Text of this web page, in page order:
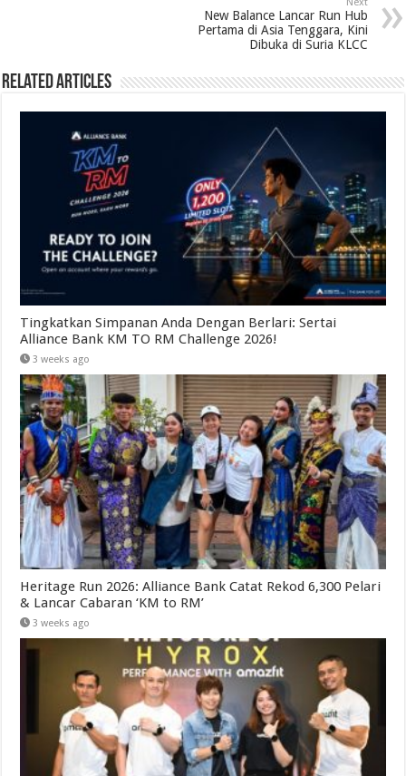
New Balance Lancar Run Hub
Pertama di Asia Tenggara, Kini
Dibuka di Suria KLCC
Related Articles
Tingkatkan Simpanan Anda Dengan Berlari: Sertai
Alliance Bank KM TO RM Challenge 2026!
3 weeks ago
Heritage Run 2026: Alliance Bank Catat Rekod 6,300 Pelari
& Lancar Cabaran ‘KM to RM’
3 weeks ago